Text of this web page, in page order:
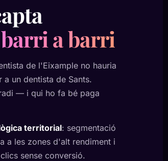
a barri
de l'Eixample no hauria
un dentista de Sants.
— i qui ho fa bé paga
territorial: segmentació
a les zones d'alt rendiment i
sense conversió.